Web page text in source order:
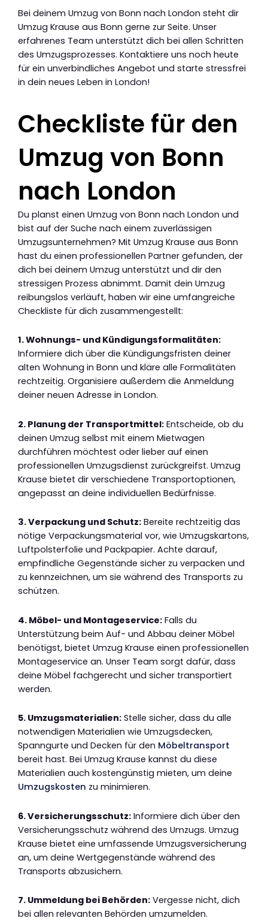
Bei deinem Umzug von Bonn nach London steht dir
Umzug Krause aus Bonn gerne zur Seite. Unser
erfahrenes Team unterstützt dich bei allen Schritten
des Umzugsprozesses. Kontaktiere uns noch heute
für ein unverbindliches Angebot und starte stressfrei
in dein neues Leben in London!
Checkliste für den
Umzug von Bonn
nach London
Du planst einen Umzug von Bonn nach London und
bist auf der Suche nach einem zuverlässigen
Umzugsunternehmen? Mit Umzug Krause aus Bonn
hast du einen professionellen Partner gefunden, der
dich bei deinem Umzug unterstützt und dir den
stressigen Prozess abnimmt. Damit dein Umzug
reibungslos verläuft, haben wir eine umfangreiche
Checkliste für dich zusammengestellt:
1. Wohnungs- und Kündigungsformalitäten:
Informiere dich über die Kündigungsfristen deiner
alten Wohnung in Bonn und kläre alle Formalitäten
rechtzeitig. Organisiere außerdem die Anmeldung
deiner neuen Adresse in London.
2. Planung der Transportmittel: Entscheide, ob du
deinen Umzug selbst mit einem Mietwagen
durchführen möchtest oder lieber auf einen
professionellen Umzugsdienst zurückgreifst. Umzug
Krause bietet dir verschiedene Transportoptionen,
angepasst an deine individuellen Bedürfnisse.
3. Verpackung und Schutz: Bereite rechtzeitig das
nötige Verpackungsmaterial vor, wie Umzugskartons,
Luftpolsterfolie und Packpapier. Achte darauf,
empfindliche Gegenstände sicher zu verpacken und
zu kennzeichnen, um sie während des Transports zu
schützen.
4. Möbel- und Montageservice: Falls du
Unterstützung beim Auf- und Abbau deiner Möbel
benötigst, bietet Umzug Krause einen professionellen
Montageservice an. Unser Team sorgt dafür, dass
deine Möbel fachgerecht und sicher transportiert
werden.
5. Umzugsmaterialien: Stelle sicher, dass du alle
notwendigen Materialien wie Umzugsdecken,
Spanngurte und Decken für den Möbeltransport
bereit hast. Bei Umzug Krause kannst du diese
Materialien auch kostengünstig mieten, um deine
Umzugskosten zu minimieren.
6. Versicherungsschutz: Informiere dich über den
Versicherungsschutz während des Umzugs. Umzug
Krause bietet eine umfassende Umzugsversicherung
an, um deine Wertgegenstände während des
Transports abzusichern.
7. Ummeldung bei Behörden: Vergesse nicht, dich
bei allen relevanten Behörden umzumelden.